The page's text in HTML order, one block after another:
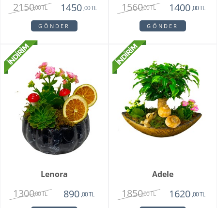
2150,00 TL 1450 ,00 TL
GÖNDER
1560,00 TL 1400 ,00 TL
GÖNDER
Lenora
1300,00 TL 890 ,00 TL
Adele
1850,00 TL 1620 ,00 TL